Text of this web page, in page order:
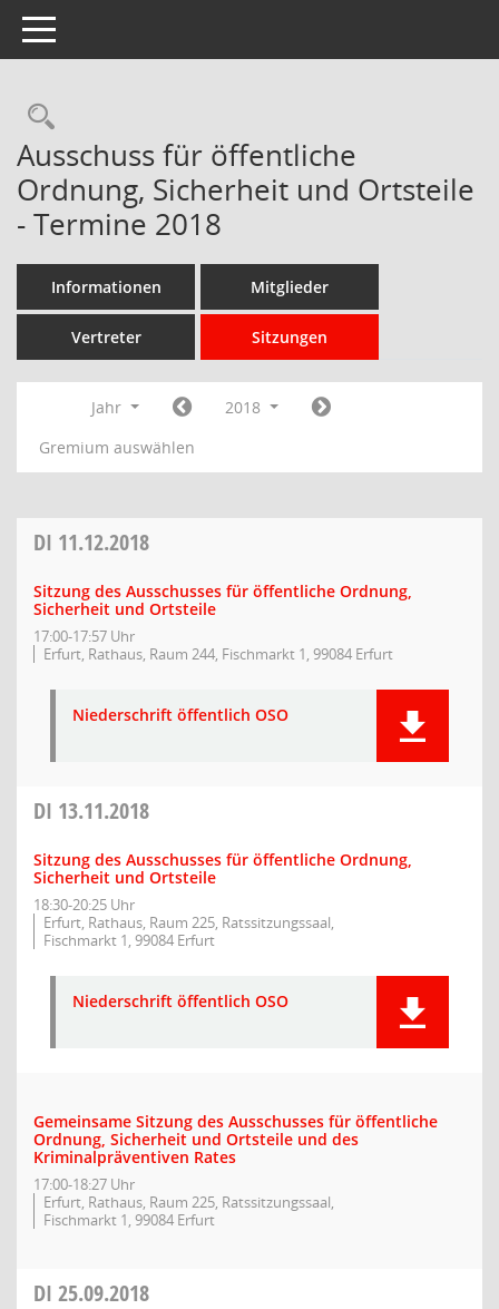
Toggle navigation
Rechercheauswahl
Ausschuss für öffentliche
Ordnung, Sicherheit und Ortsteile
- Termine 2018
Informationen Mitglieder
Vertreter Sitzungen
Jahr
2018
Gremium auswählen
DI 11.12.2018
Sitzung des Ausschusses für öffentliche Ordnung,
Sicherheit und Ortsteile
17:00-17:57 Uhr
Erfurt, Rathaus, Raum 244, Fischmarkt 1, 99084 Erfurt
Niederschrift öffentlich OSO
DI 13.11.2018
Sitzung des Ausschusses für öffentliche Ordnung,
Sicherheit und Ortsteile
18:30-20:25 Uhr
Erfurt, Rathaus, Raum 225, Ratssitzungssaal,
Fischmarkt 1, 99084 Erfurt
Niederschrift öffentlich OSO
Gemeinsame Sitzung des Ausschusses für öffentliche
Ordnung, Sicherheit und Ortsteile und des
Kriminalpräventiven Rates
17:00-18:27 Uhr
Erfurt, Rathaus, Raum 225, Ratssitzungssaal,
Fischmarkt 1, 99084 Erfurt
DI 25.09.2018